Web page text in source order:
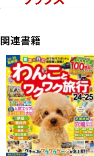
USJを1日で制覇する攻略
関連書籍